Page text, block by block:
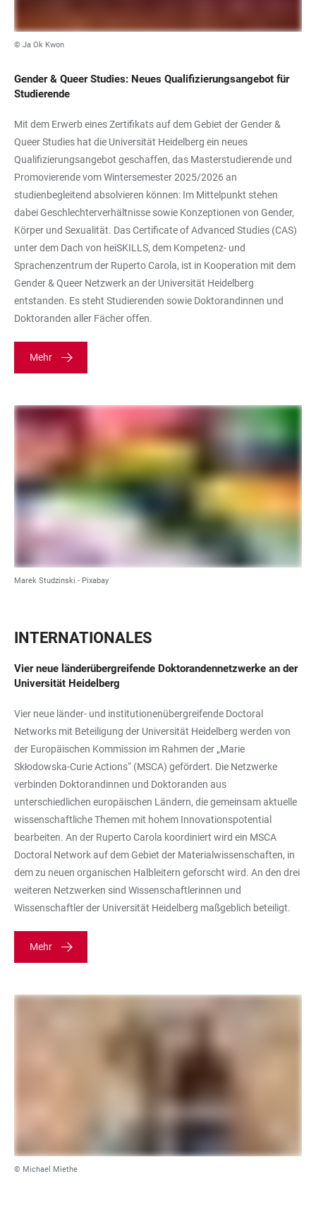
© Ja Ok Kwon
Gender & Queer Studies: Neues Qualifizierungsangebot für
Studierende
Mit dem Erwerb eines Zertifikats auf dem Gebiet der Gender &
Queer Studies hat die Universität Heidelberg ein neues
Qualifizierungsangebot geschaffen, das Masterstudierende und
Promovierende vom Wintersemester 2025/2026 an
studienbegleitend absolvieren können: Im Mittelpunkt stehen
dabei Geschlechterverhältnisse sowie Konzeptionen von Gender,
Körper und Sexualität. Das Certificate of Advanced Studies (CAS)
unter dem Dach von heiSKILLS, dem Kompetenz- und
Sprachenzentrum der Ruperto Carola, ist in Kooperation mit dem
Gender & Queer Netzwerk an der Universität Heidelberg
entstanden. Es steht Studierenden sowie Doktorandinnen und
Doktoranden aller Fächer offen.
Mehr
Marek Studzinski - Pixabay
INTERNATIONALES
Vier neue länderübergreifende Doktorandennetzwerke an der
Universität Heidelberg
Vier neue länder- und institutionenübergreifende Doctoral
Networks mit Beteiligung der Universität Heidelberg werden von
der Europäischen Kommission im Rahmen der „Marie
Skłodowska-Curie Actions“ (MSCA) gefördert. Die Netzwerke
verbinden Doktorandinnen und Doktoranden aus
unterschiedlichen europäischen Ländern, die gemeinsam aktuelle
wissenschaftliche Themen mit hohem Innovationspotential
bearbeiten. An der Ruperto Carola koordiniert wird ein MSCA
Doctoral Network auf dem Gebiet der Materialwissenschaften, in
dem zu neuen organischen Halbleitern geforscht wird. An den drei
weiteren Netzwerken sind Wissenschaftlerinnen und
Wissenschaftler der Universität Heidelberg maßgeblich beteiligt.
Mehr
© Michael Miethe